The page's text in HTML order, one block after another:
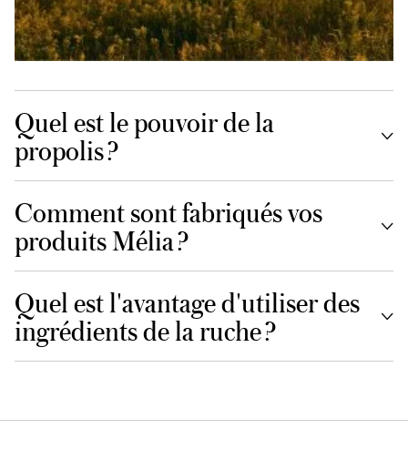
Quel est le pouvoir de la
propolis ?
Comment sont fabriqués vos
produits Mélia ?
Quel est l'avantage d'utiliser des
ingrédients de la ruche ?